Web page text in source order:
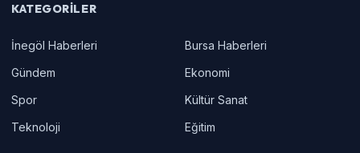
KATEGORILER
İnegöl Haberleri
Bursa Haberleri
Gündem
Ekonomi
Spor
Kültür Sanat
Teknoloji
Eğitim